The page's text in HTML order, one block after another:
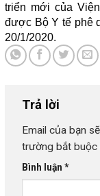
triển mới của
được Bộ Y tế phê
20/1/2020.
Trả lời
Email của bạn
trường bắt buộc
Bình luận *